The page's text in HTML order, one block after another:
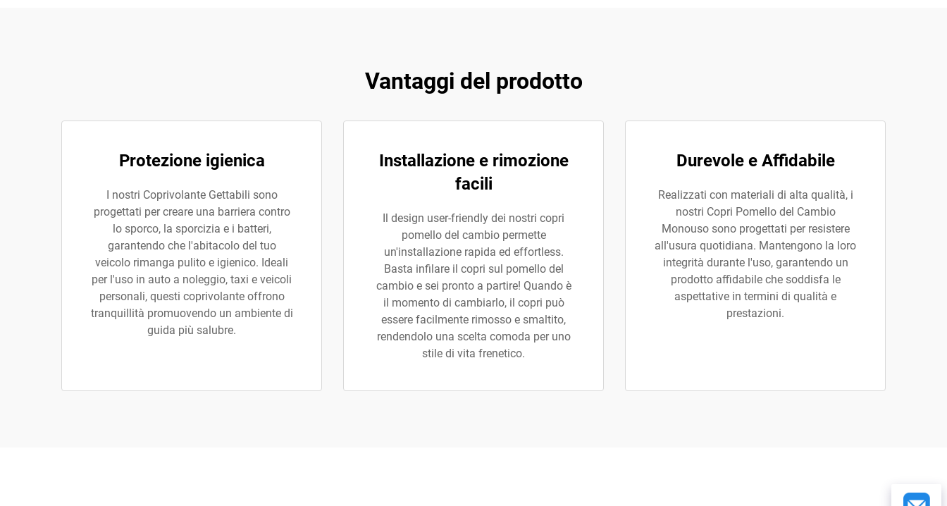
Vantaggi del prodotto
Protezione igienica
I nostri Coprivolante Gettabili sono
progettati per creare una barriera contro
lo sporco, la sporcizia e i batteri,
garantendo che l'abitacolo del tuo
veicolo rimanga pulito e igienico. Ideali
per l'uso in auto a noleggio, taxi e veicoli
personali, questi coprivolante offrono
tranquillità promuovendo un ambiente di
guida più salubre.
Installazione e rimozione
facili
Il design user-friendly dei nostri copri
pomello del cambio permette
un'installazione rapida ed effortless.
Basta infilare il copri sul pomello del
cambio e sei pronto a partire! Quando è
il momento di cambiarlo, il copri può
essere facilmente rimosso e smaltito,
rendendolo una scelta comoda per uno
stile di vita frenetico.
Durevole e Affidabile
Realizzati con materiali di alta qualità, i
nostri Copri Pomello del Cambio
Monouso sono progettati per resistere
all'usura quotidiana. Mantengono la loro
integrità durante l'uso, garantendo un
prodotto affidabile che soddisfa le
aspettative in termini di qualità e
prestazioni.